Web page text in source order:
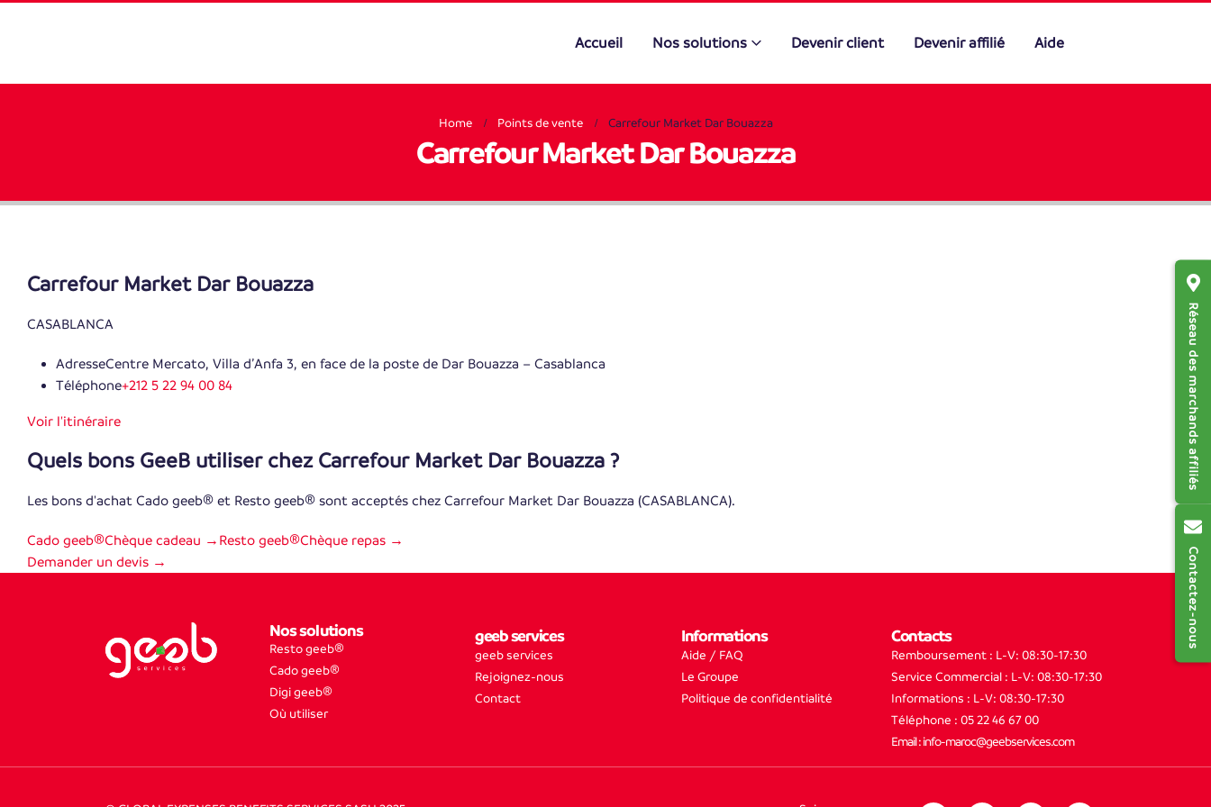
Réseau des marchands affiliés
Contactez-nous
Accueil Nos solutions Devenir client Devenir affilié Aide
Home Points de vente Carrefour Market Dar Bouazza
Carrefour Market Dar Bouazza
Carrefour Market Dar Bouazza
CASABLANCA
AdresseCentre Mercato, Villa d’Anfa 3, en face de la poste de Dar Bouazza – Casablanca
Téléphone+212 5 22 94 00 84
Voir l'itinéraire
Quels bons GeeB utiliser chez Carrefour Market Dar Bouazza ?
Les bons d'achat Cado geeb® et Resto geeb® sont acceptés chez Carrefour Market Dar Bouazza (CASABLANCA).
Cado geeb®Chèque cadeau → Resto geeb®Chèque repas →
Demander un devis →
Nos solutions
Resto geeb®
Cado geeb®
Digi geeb®
Où utiliser
geeb services
geeb services
Rejoignez-nous
Contact
Informations
Aide / FAQ
Le Groupe
Politique de confidentialité
Contacts
Remboursement : L-V: 08:30-17:30
Service Commercial : L-V: 08:30-17:30
Informations : L-V: 08:30-17:30
Téléphone : 05 22 46 67 00
Email : info-maroc@geebservices.com